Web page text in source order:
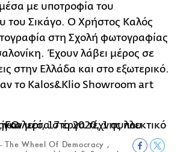
με υποτροφία του
του Σικάγο. Ο Χρήστος Καλός
στη Σχολή φωτογραφίας
Έχουν λάβει μέρος σε
στην Ελλάδα και στο εξωτερικό.
το Kalos&Klio Showroom art
The Wheel Of Democracy ,